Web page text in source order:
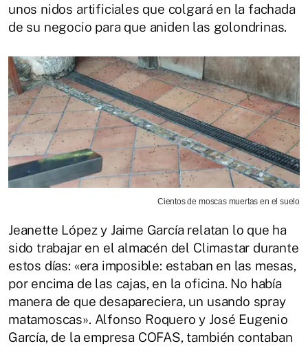
unos nidos artificiales que colgará en la fachada
de su negocio para que aniden las golondrinas.
Cientos de moscas muertas en el suelo
Jeanette López y Jaime García relatan lo que ha
sido trabajar en el almacén del Climastar durante
estos días: «era imposible: estaban en las mesas,
por encima de las cajas, en la oficina. No había
manera de que desapareciera, un usando spray
matamoscas». Alfonso Roquero y José Eugenio
García, de la empresa COFAS, también contaban